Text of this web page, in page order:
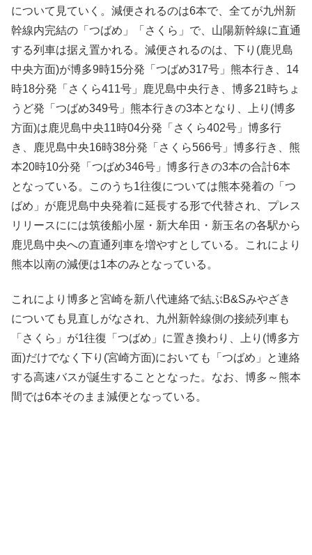
について見ていく。減便されるのは6本で、全てが九州新
幹線内完結の「つばめ」「さくら」で、山陽新幹線に直通
する列車は据え置かれる。減便されるのは、下り(鹿児島
中央方面)が博多9時15分発「つばめ317号」熊本行き、14
時18分発「さくら411号」鹿児島中央行き、博多21時ちょ
うど発「つばめ349号」熊本行きの3本となり、上り(博多
方面)は鹿児島中央11時04分発「さくら402号」博多行
き、鹿児島中央16時38分発「さくら566号」博多行き、熊
本20時10分発「つばめ346号」博多行きの3本の合計6本
となっている。このうち1往復については熊本発着の「つ
ばめ」が鹿児島中央発着に延長する形で代替され、プレス
リリースにには筑後船小屋・新大牟田・新玉名の各駅から
鹿児島中央への直通列車を増やすとしている。これにより
熊本以南の減便は1本のみとなっている。
これにより博多と宮崎を新八代連絡で結ぶB&Sみやざき
についても見直しがなされ、九州新幹線側の接続列車も
「さくら」が1往復「つばめ」に置き換わり、上り(博多方
面)だけでなく下り(宮崎方面)においても「つばめ」と連絡
する高速バスが誕生することとなった。なお、博多～熊本
間では6本そのまま減便となっている。